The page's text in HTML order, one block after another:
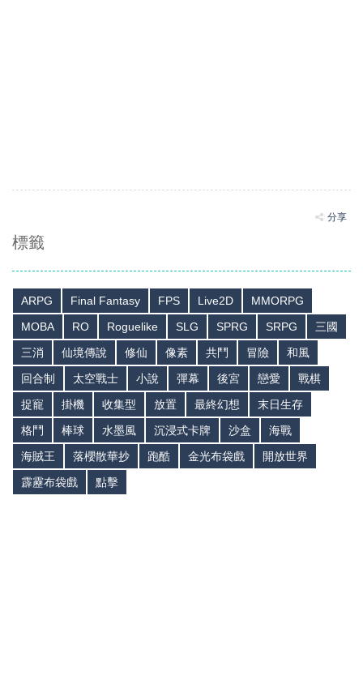
分享
標籤
ARPG Final Fantasy FPS Live2D
MMORPG
MOBA
RO Roguelike SLG SPRG SRPG
三國
三消
仙境傳說 修仙 像素 共鬥 冒險
和風
回合制
太空戰士 小說 彈幕 後宮 戀愛
戰棋
捉寵
掛機 收集型 放置 最終幻想
末日生存
格鬥
棒球 水墨風 沉浸式卡牌 沙盒
海戰
海賊王
落櫻散華抄 跑酷 金光布袋戲
開放世界
霹靂布袋戲
點擊